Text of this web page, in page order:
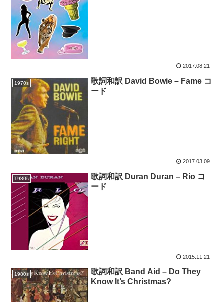
2017.08.21
1970s
歌詞和訳 David Bowie – Fame コ
ード
2017.03.09
1980s
歌詞和訳 Duran Duran – Rio コ
ード
2015.11.21
1980s
歌詞和訳 Band Aid – Do They
Know It’s Christmas?